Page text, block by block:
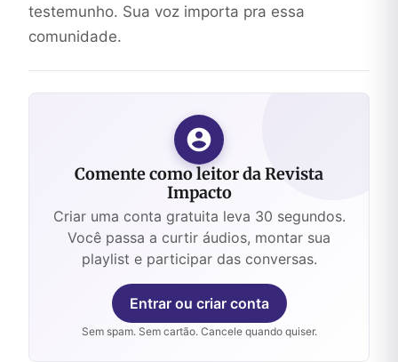
testemunho. Sua voz importa pra essa
comunidade.
Comente como leitor da Revista
Impacto
Criar uma conta gratuita leva 30 segundos.
Você passa a curtir áudios, montar sua
playlist e participar das conversas.
Entrar ou criar conta
Sem spam. Sem cartão. Cancele quando quiser.